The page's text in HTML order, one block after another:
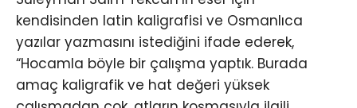
kendisinden latin kaligrafisi ve Osmanlıca
yazılar yazmasını istediğini ifade ederek,
“Hocamla böyle bir çalışma yaptık. Burada
amaç kaligrafik ve hat değeri yüksek